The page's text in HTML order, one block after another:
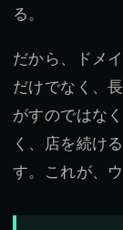
る。
だから、ドメ
だけでなく、
がすのではな
く、店を続け
す。これが、